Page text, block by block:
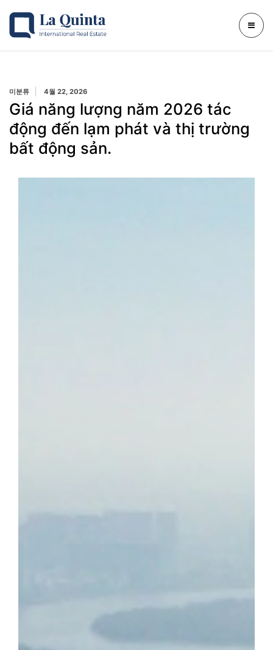
미분류 4월 22, 2026
Giá năng lượng năm 2026 tác
động đến lạm phát và thị trường
bất động sản.